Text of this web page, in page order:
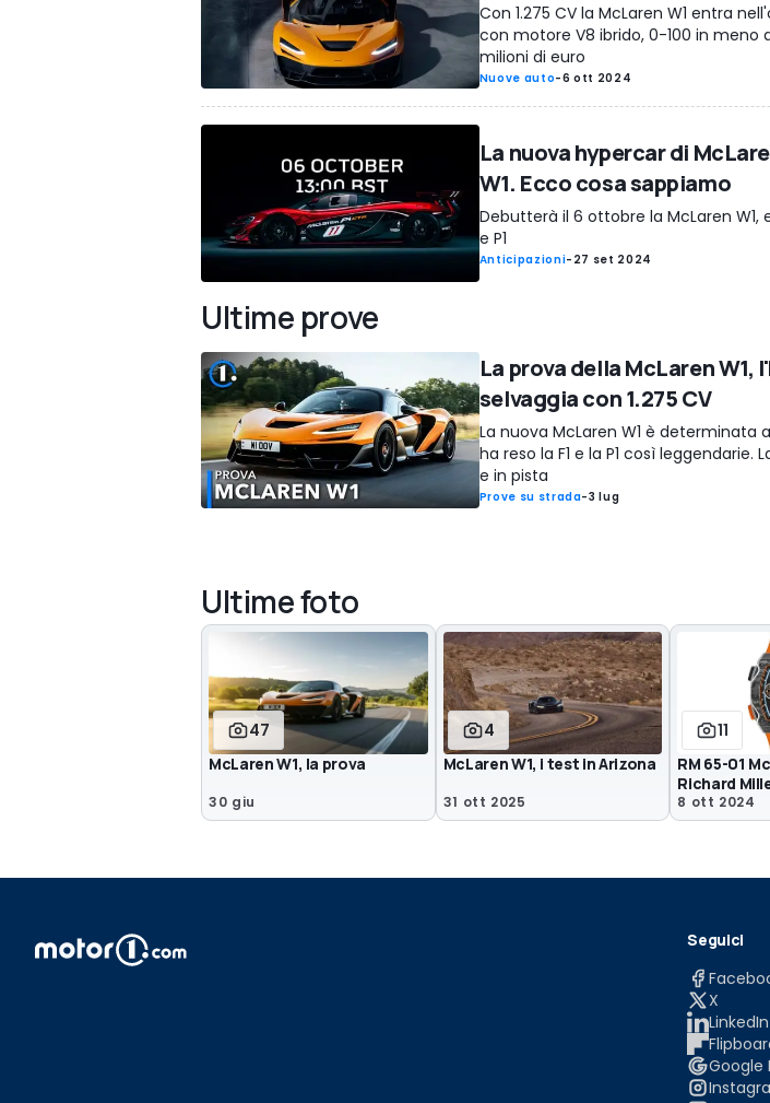
Con 1.275 CV la McLaren W1 entra
con motore V8 ibrido, 0-100 in meno
milioni di euro
Nuove auto-6 ott 2024
La nuova hypercar di
W1. Ecco cosa sappiamo
Debutterà il 6 ottobre la McLaren W1,
e P1
Anticipazioni- 27 set 2024
Ultime prove
La prova della McLaren W1,
selvaggia con 1.275 CV
La nuova McLaren W1 è determinata
ha reso la F1 e la P1 così leggendarie.
e in pista
Prove su strada-3 lug
Ultime foto
47
McLaren W1, la prova
30 giu
4
McLaren W1, i test in Arizona
31 ott 2025
11
RM 65-01
Richard
8 ott 2024
Seguici
X
LinkedIn
Google